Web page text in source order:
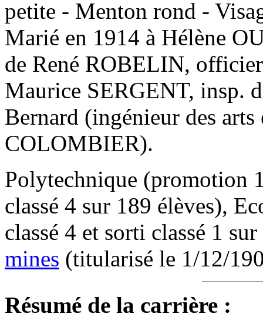
petite - Menton rond -
Marié en 1914 à Hélène
de René ROBELIN,
Maurice SERGENT, insp.
Bernard (ingénieur des
COLOMBIER).
Polytechnique (promotion
classé 4 sur 189 élèves),
classé 4 et sorti classé 1
mines (titularisé le 1/12/
Résumé de la carrière :